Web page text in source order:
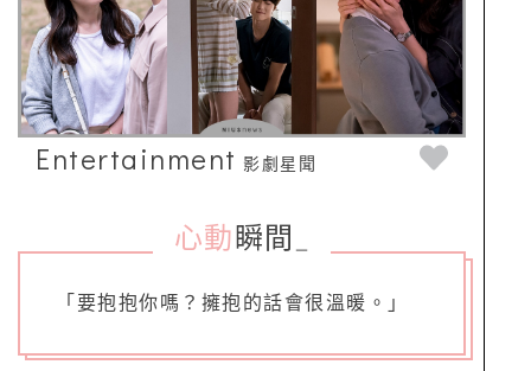
Entertainment 影劇星聞
心動 瞬間
「要抱抱你嗎？擁抱的話會很溫暖。」